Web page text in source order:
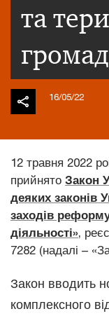
та
громад
16/05/22
12 травня 2022
прийнято Закон
деяких законів
заходів
діяльності»,
7282 (надалі –
Закон вводить
комплексного